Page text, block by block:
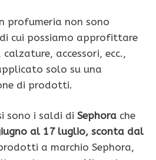
profumeria non sono
cui possiamo approfittare
accessori, ecc.,
solo su una
di prodotti.
sono i saldi di Sephora che
al 17 luglio, sconta dal
a marchio Sephora,